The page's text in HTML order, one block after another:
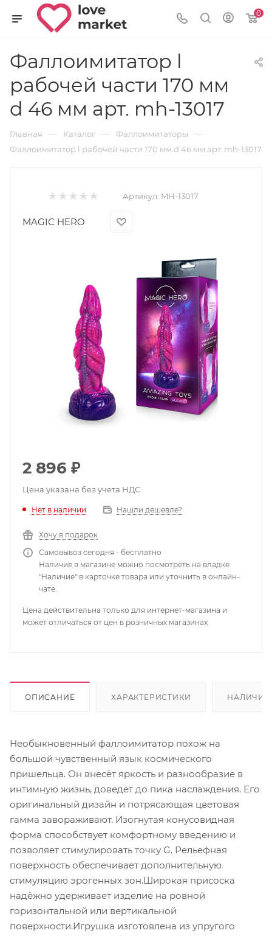
0
Фаллоимитатор l
рабочей части 170 мм
d 46 мм арт. mh-13017
Главная — Каталог — Фаллоимитаторы —
Фаллоимитатор l рабочей части 170 мм d 46 мм арт. mh-13017
Артикул: MH-13017
MAGIC HERO
2 896 ₽
Цена указана без учета НДС
Нет в наличии Нашли дешевле?
Хочу в подарок
Самовывоз сегодня - бесплатно
Наличие в магазине можно посмотреть на владке
"Наличие" в карточке товара или уточнить в онлайн-
чате.
Цена действительна только для интернет-магазина и
может отличаться от цен в розничных магазинах
ОПИСАНИЕ ХАРАКТЕРИСТИКИ НАЛИЧИЕ
Необыкновенный фаллоимитатор похож на
большой чувственный язык космического
пришельца. Он внесёт яркость и разнообразие в
интимную жизнь, доведёт до пика наслаждения. Его
оригинальный дизайн и потрясающая цветовая
гамма завораживают. Изогнутая конусовидная
форма способствует комфортному введению и
позволяет стимулировать точку G. Рельефная
поверхность обеспечивает дополнительную
стимуляцию эрогенных зон.Широкая присоска
надёжно удерживает изделие на ровной
горизонтальной или вертикальной
поверхности.Игрушка изготовлена из упругого